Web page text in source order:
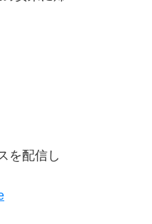
を配信し